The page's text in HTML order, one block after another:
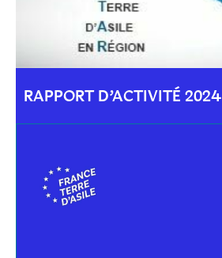
RAPPORT D’ACTIVITÉ 2024